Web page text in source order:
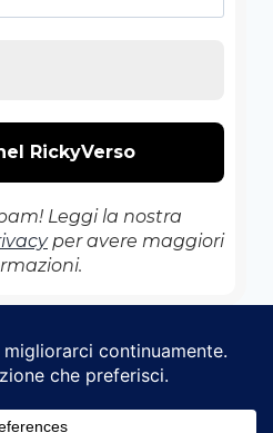
Leggi la nostra
per avere maggiori